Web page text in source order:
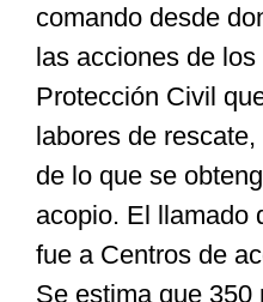
comando desde
las acciones de
Protección Civil
labores de
de lo que se
acopio. El llamado
fue a Centros de
Se estima que